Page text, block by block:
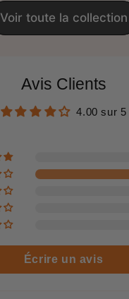
Voir toute la collection
Avis Clients
4.00 sur 5
Écrire un avis